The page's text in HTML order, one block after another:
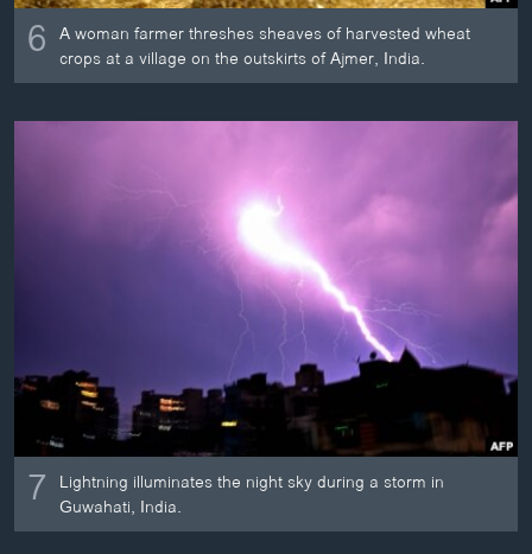
6 A woman farmer threshes sheaves of harvested wheat
crops at a village on the outskirts of Ajmer, India.
7 Lightning illuminates the night sky during a storm in
Guwahati, India.